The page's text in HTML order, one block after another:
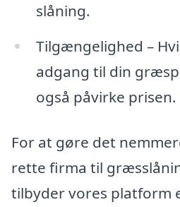
slåning.
Tilgængelighed –
adgang til din
også påvirke prisen.
For at gøre det
rette firma til
tilbyder vores platform